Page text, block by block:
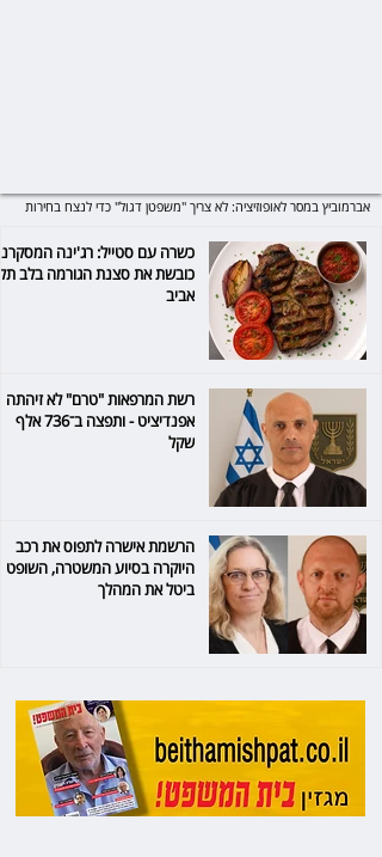
אברמוביץ במסר לאופוזיציה: לא צריך "משפטן דגול" כדי לנצח בחירות
כשרה עם סטייל: רג'ינה
כובשת את סצנת הגורמה בלב תל
אביב
רשת המרפאות "טרם" לא זיהתה
אפנדיציט - ותפצה ב־736 אלף
שקל
הרשמת אישרה לתפוס את רכב
היוקרה בסיוע המשטרה, השופט
ביטל את המהלך